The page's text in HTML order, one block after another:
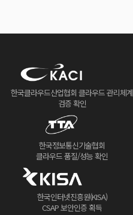
한국클라우드산업협회 클라우드 관리체계
검증 확인
한국정보통신기술협회
클라우드 품질/성능 확인
한국인터넷진흥원(KISA)
CSAP 보안인증 획득